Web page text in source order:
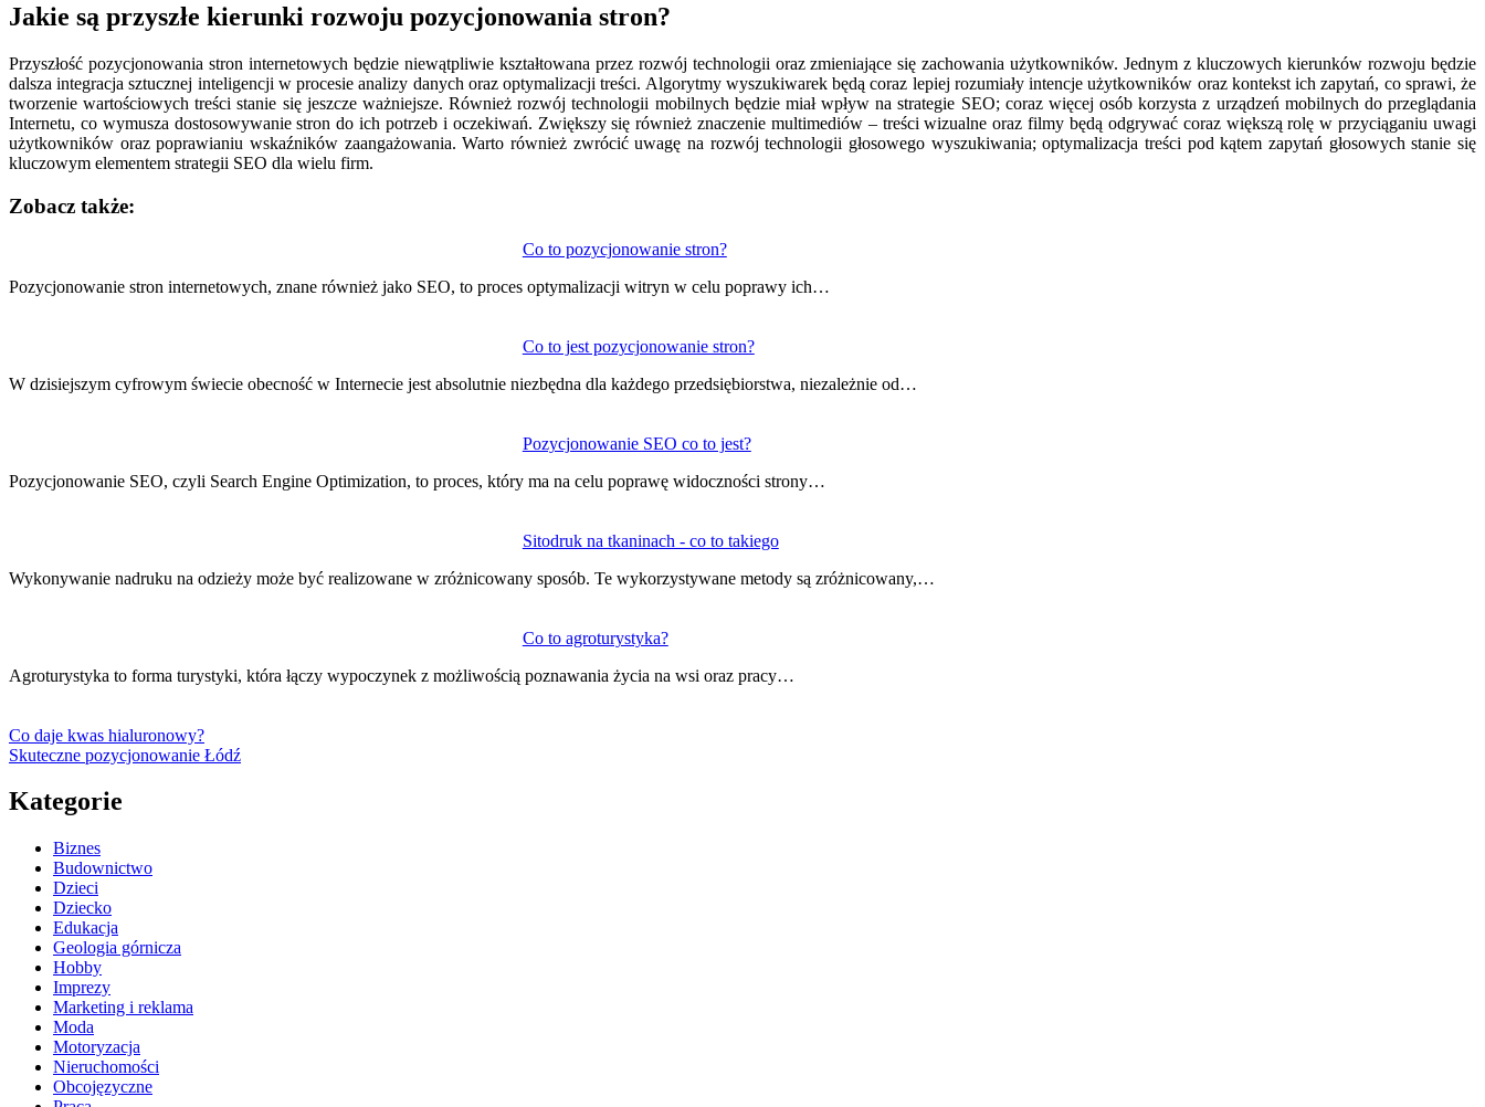
Jakie są przyszłe kierunki rozwoju pozycjonowania stron?
Przyszłość pozycjonowania stron internetowych będzie niewątpliwie kształtowana przez rozwój technologii oraz zmieniające się zachowania użytkowników. Jednym z kluczowych kierunków rozwoju będzie
dalsza integracja sztucznej inteligencji w procesie analizy danych oraz optymalizacji treści. Algorytmy wyszukiwarek będą coraz lepiej rozumiały intencje użytkowników oraz kontekst ich zapytań, co sprawi, że
tworzenie wartościowych treści stanie się jeszcze ważniejsze. Również rozwój technologii mobilnych będzie miał wpływ na strategie SEO; coraz więcej osób korzysta z urządzeń mobilnych do przeglądania
Internetu, co wymusza dostosowywanie stron do ich potrzeb i oczekiwań. Zwiększy się również znaczenie multimediów – treści wizualne oraz filmy będą odgrywać coraz większą rolę w przyciąganiu uwagi
użytkowników oraz poprawianiu wskaźników zaangażowania. Warto również zwrócić uwagę na rozwój technologii głosowego wyszukiwania; optymalizacja treści pod kątem zapytań głosowych stanie się
kluczowym elementem strategii SEO dla wielu firm.
Zobacz także:
Co to pozycjonowanie stron?
Pozycjonowanie stron internetowych, znane również jako SEO, to proces optymalizacji witryn w celu poprawy ich…
Co to jest pozycjonowanie stron?
W dzisiejszym cyfrowym świecie obecność w Internecie jest absolutnie niezbędna dla każdego przedsiębiorstwa, niezależnie od…
Pozycjonowanie SEO co to jest?
Pozycjonowanie SEO, czyli Search Engine Optimization, to proces, który ma na celu poprawę widoczności strony…
Sitodruk na tkaninach - co to takiego
Wykonywanie nadruku na odzieży może być realizowane w zróżnicowany sposób. Te wykorzystywane metody są zróżnicowany,…
Co to agroturystyka?
Agroturystyka to forma turystyki, która łączy wypoczynek z możliwością poznawania życia na wsi oraz pracy…
wpisu
Co daje kwas hialuronowy?
Skuteczne pozycjonowanie Łódź
Kategorie
Biznes
Budownictwo
Dzieci
Dziecko
Edukacja
Geologia górnicza
Hobby
Imprezy
Marketing i reklama
Moda
Motoryzacja
Nieruchomości
Obcojęzyczne